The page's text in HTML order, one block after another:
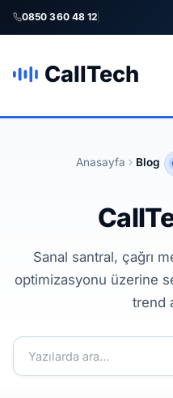
0850 360 48 12
CallTech
Anasayfa Blog
Sanal santral, çağrı
optimizasyonu üzerine
trend
YAPAY ZEKA · ÖNE ÇIKAN
Yapay Zeka